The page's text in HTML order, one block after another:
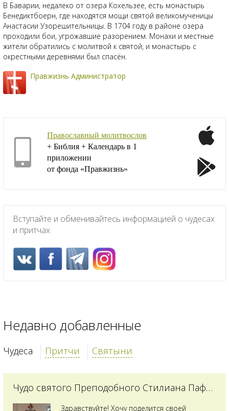
В Баварии, недалеко от озера Кохельзее, есть монастырь
Бенедиктбоерн, где находятся мощи святой великомученицы
Анастасии Узорешительницы. В 1704 году в районе озера
проходили бои, угрожавшие разорением. Монахи и местные
жители обратились с молитвой к святой, и монастырь с
окрестными деревнями был спасён.
Правжизнь Администратор
Православный молитвослов
+ Библия + Календарь в 1
приложении
от фонда «Правжизнь»
Вступайте и обменивайтесь информацией о чудесах
и притчах
Недавно добавленные
Чудеса Притчи Святыни
Чудо святого Преподобного Стилиана Пафлагонского
Здравствуйте! Хочу поделится своей